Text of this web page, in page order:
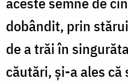
dobândit, prin
de a trăi în
căutări, și-a ales că